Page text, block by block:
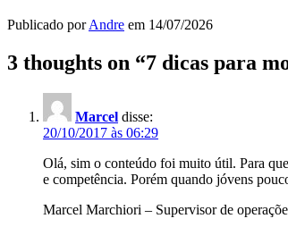
Publicado porAndre em 14/07/2026
3 thoughts on “7 dicas para
Marcel disse:
20/10/2017 às 06:29
Olá, sim o conteúdo foi muito útil. Para
e competência. Porém quando jóvens
Marcel Marchiori – Supervisor de